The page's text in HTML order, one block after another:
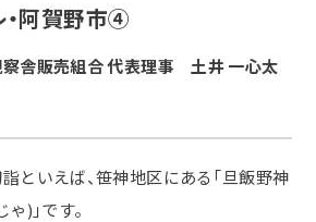
阿賀野市④
舎販売組合 代表理事 土井 一心太
といえば、笹神地区にある「旦飯野神
ゃ) 」です。